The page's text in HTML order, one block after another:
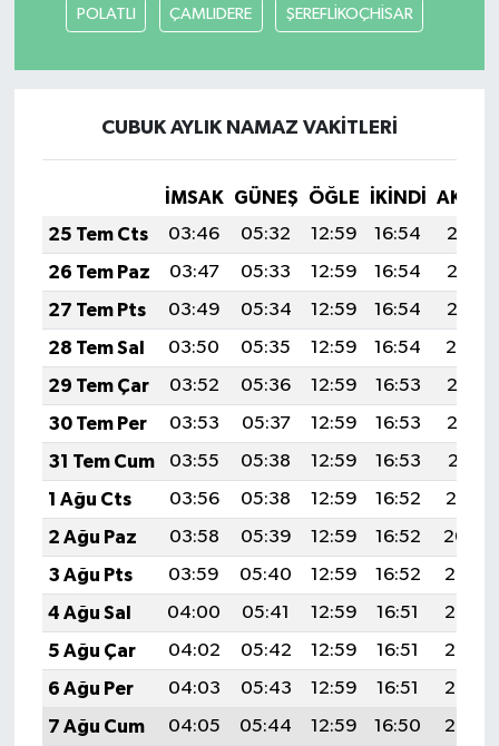
POLATLI ÇAMLIDERE ŞEREFLİKOÇHİSAR
CUBUK AYLIK NAMAZ VAKITLERI
İMSAK GÜNEŞ ÖĞLE İKINDI
25 Tem Cts
03:46 05:32 12:59 16:54
20:17
26 Tem Paz
03:47 05:33 12:59 16:54
20:16
27 Tem Pts
03:49 05:34 12:59 16:54
20:15
28 Tem Sal
03:50 05:35 12:59 16:54
20:14
29 Tem Çar
03:52 05:36 12:59 16:53
20:13
30 Tem Per
03:53 05:37 12:59 16:53
20:12
31 Tem Cum
03:55 05:38 12:59 16:53
20:11
1 Ağu Cts
03:56 05:38 12:59 16:52
20:10
2 Ağu Paz
03:58 05:39 12:59 16:52
20:09
3 Ağu Pts
03:59 05:40 12:59 16:52
20:08
4 Ağu Sal
04:00 05:41 12:59 16:51
20:07
5 Ağu Çar
04:02 05:42 12:59 16:51
20:06
6 Ağu Per
04:03 05:43 12:59 16:51
20:05
7 Ağu Cum
04:05 05:44 12:59 16:50 20:03